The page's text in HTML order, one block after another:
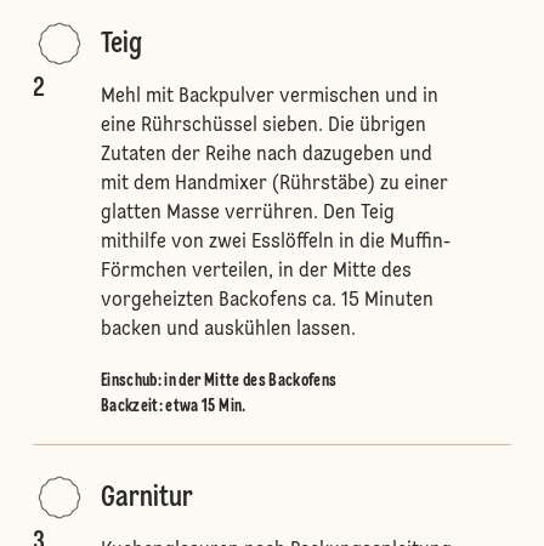
2
Teig
Mehl mit Backpulver vermischen und in
eine Rührschüssel sieben. Die übrigen
Zutaten der Reihe nach dazugeben und
mit dem Handmixer (Rührstäbe) zu einer
glatten Masse verrühren. Den Teig
mithilfe von zwei Esslöffeln in die Muffin-
Förmchen verteilen, in der Mitte des
vorgeheizten Backofens ca. 15 Minuten
backen und auskühlen lassen.
Einschub:in der Mitte des Backofens
Backzeit: etwa 15 Min.
Garnitur